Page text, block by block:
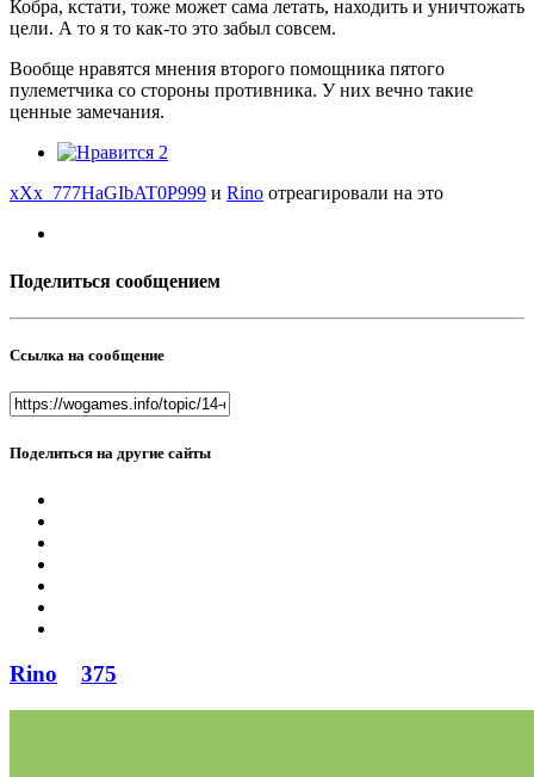
Кобра, кстати, тоже может сама летать, находить и уничтожать
цели. А то я то как-то это забыл совсем.
Вообще нравятся мнения второго помощника пятого
пулеметчика со стороны противника. У них вечно такие
ценные замечания.
2
xXx_777HaGIbAT0P999 и Rino отреагировали на это
Поделиться сообщением
Ссылка на сообщение
Поделиться на другие сайты
Rino 375